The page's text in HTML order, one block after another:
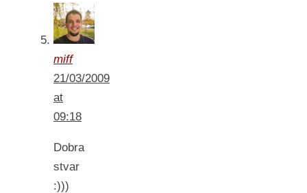
miff
21/03/2009
at
09:18
Dobra
stvar
:)))